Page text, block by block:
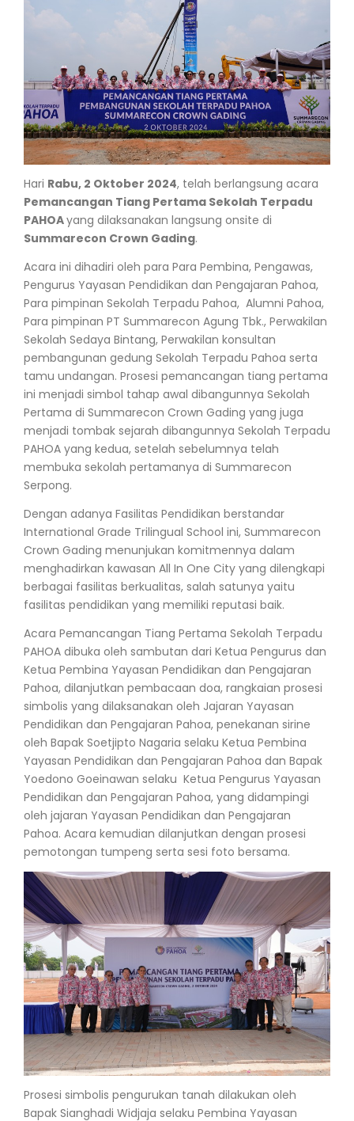
Hari Rabu, 2 Oktober 2024, telah berlangsung acara
Pemancangan Tiang Pertama Sekolah Terpadu
PAHOAyang dilaksanakan langsung onsite di
Summarecon Crown Gading.
Acara ini dihadiri oleh para Para Pembina, Pengawas,
Pengurus Yayasan Pendidikan dan Pengajaran Pahoa,
Para pimpinan Sekolah Terpadu Pahoa, Alumni Pahoa,
Para pimpinan PT Summarecon Agung Tbk., Perwakilan
Sekolah Sedaya Bintang, Perwakilan konsultan
pembangunan gedung Sekolah Terpadu Pahoa serta
tamu undangan. Prosesi pemancangan tiang pertama
ini menjadi simbol tahap awal dibangunnya Sekolah
Pertama di Summarecon Crown Gading yang juga
menjadi tombak sejarah dibangunnya Sekolah Terpadu
PAHOA yang kedua, setelah sebelumnya telah
membuka sekolah pertamanya di Summarecon
Serpong.
Dengan adanya Fasilitas Pendidikan berstandar
International Grade Trilingual School ini, Summarecon
Crown Gading menunjukan komitmennya dalam
menghadirkan kawasan All In One City yang dilengkapi
berbagai fasilitas berkualitas, salah satunya yaitu
fasilitas pendidikan yang memiliki reputasi baik.
Acara Pemancangan Tiang Pertama Sekolah Terpadu
PAHOA dibuka oleh sambutan dari Ketua Pengurus dan
Ketua Pembina Yayasan Pendidikan dan Pengajaran
Pahoa, dilanjutkan pembacaan doa, rangkaian prosesi
simbolis yang dilaksanakan oleh Jajaran Yayasan
Pendidikan dan Pengajaran Pahoa, penekanan sirine
oleh Bapak Soetjipto Nagaria selaku Ketua Pembina
Yayasan Pendidikan dan Pengajaran Pahoa dan Bapak
Yoedono Goeinawan selaku Ketua Pengurus Yayasan
Pendidikan dan Pengajaran Pahoa, yang didampingi
oleh jajaran Yayasan Pendidikan dan Pengajaran
Pahoa. Acara kemudian dilanjutkan dengan prosesi
pemotongan tumpeng serta sesi foto bersama.
Prosesi simbolis pengurukan tanah dilakukan oleh
Bapak Sianghadi Widjaja selaku Pembina Yayasan